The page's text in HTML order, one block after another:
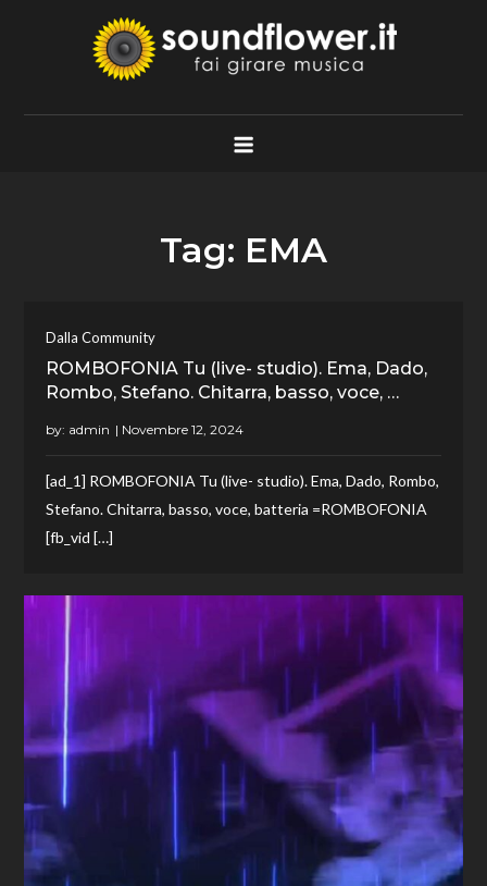
Soundflower.it
Fai Girare Musica
Tag: EMA
Dalla Community
ROMBOFONIA Tu (live- studio). Ema, Dado,
Rombo, Stefano. Chitarra, basso, voce, …
by: admin
[ad_1] ROMBOFONIA Tu (live- studio). Ema, Dado, Rombo,
Stefano. Chitarra, basso, voce, batteria =ROMBOFONIA
[fb_vid […]